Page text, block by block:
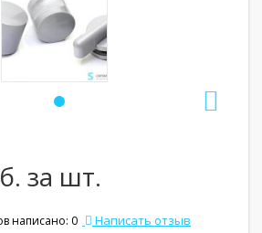
за шт.
написано: 0 Написать отзыв